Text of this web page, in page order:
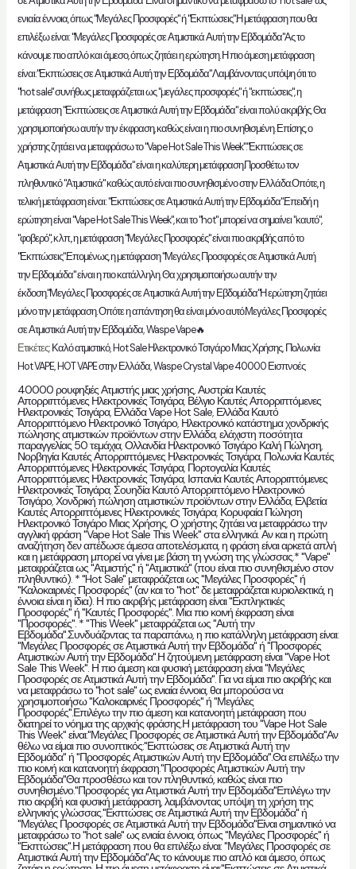
ενιαία έννοια, όπως "Μεγάλες Προσφορές" ή "Εκπτώσεις".Η μετάφραση που θα
επιλέξω είναι: "Μεγάλες Προσφορές σε Ατμιστικά Αυτή την Εβδομάδα"Ας το
κάνουμε πιο απλό και άμεσο, όπως ζητάει η ερώτηση. Η πιο άμεση μετάφραση
είναι:"Εκπτώσεις σε Ατμιστικά Αυτή την Εβδομάδα".Λαμβάνοντας υπόψη ότι το
"hot sale" συνήθως μεταφράζεται ως "μεγάλες προσφορές" ή "εκπτώσεις", η
μετάφραση "Εκπτώσεις σε Ατμιστικά Αυτή την Εβδομάδα" είναι πολύ ακριβής. Θα
χρησιμοποιήσω αυτήν την έκφραση, καθώς είναι η πιο συνηθισμένη. Επίσης, ο
χρήστης ζητάει να μεταφράσω το "Vape Hot Sale This Week"."Εκπτώσεις σε
Ατμιστικά Αυτή την Εβδομάδα" είναι η καλύτερη μετάφραση.Προσθέτω τον
πληθυντικό "Ατμιστικά" καθώς αυτό είναι πιο συνηθισμένο στην Ελλάδα.Οπότε, η
τελική μετάφραση είναι: "Εκπτώσεις σε Ατμιστικά Αυτή την Εβδομάδα".Επειδή η
ερώτηση είναι "Vape Hot Sale This Week", και το "hot" μπορεί να σημαίνει "καυτό",
"φοβερό", κ.λπ., η μετάφραση "Μεγάλες Προσφορές" είναι πιο ακριβής από το
"Εκπτώσεις".Επομένως, η μετάφραση "Μεγάλες Προσφορές σε Ατμιστικά Αυτή
την Εβδομάδα" είναι η πιο κατάλληλη. Θα χρησιμοποιήσω αυτήν την
έκδοση."Μεγάλες Προσφορές σε Ατμιστικά Αυτή την Εβδομάδα"Η ερώτηση ζητάει
μόνο την μετάφραση. Οπότε η απάντηση θα είναι μόνο αυτό.Μεγάλες Προσφορές
σε Ατμιστικά Αυτή την Εβδομάδα,Waspe Vape🔥
Ετικέτες: Καλό ατμιστικό, Hot Sale Ηλεκτρονικό Τσιγάρο Μιας Χρήσης, Πολωνία
Hot VAPE, HOT VAPE στην Ελλάδα,Waspe Crystal Vape 40000 Εισπνοές
40000 ρουφηξιές Ατμιστής μιας χρήσης,Αυστρία Καυτές
Απορριπτόμενες Ηλεκτρονικές Τσιγάρα,Βέλγιο Καυτές Απορριπτόμενες
Ηλεκτρονικές Τσιγάρα, Ελλάδα Vape Hot Sale, Ελλάδα Καυτό
Απορριπτόμενο Ηλεκτρονικό Τσιγάρο, Ηλεκτρονικό κατάστημα χονδρικής
πώλησης ατμιστικών προϊόντων στην Ελλάδα,ελάχιστη ποσότητα
παραγγελίας 50 τεμάχια,Ολλανδία Ηλεκτρονικό Τσιγάρο Καλή Πώληση,
Νορβηγία Καυτές Απορριπτόμενες Ηλεκτρονικές Τσιγάρα, Πολωνία Καυτές
Απορριπτόμενες Ηλεκτρονικές Τσιγάρα, Πορτογαλία Καυτές
Απορριπτόμενες Ηλεκτρονικές Τσιγάρα, Ισπανία Καυτές Απορριπτόμενες
Ηλεκτρονικές Τσιγάρα,Σουηδία Καυτό Απορριπτόμενο Ηλεκτρονικό
Τσιγάρο,Χονδρική πώληση ατμιστικών προϊόντων στην Ελλάδα, Ελβετία
Καυτές Απορριπτόμενες Ηλεκτρονικές Τσιγάρα, Κορυφαία Πώληση
Ηλεκτρονικό Τσιγάρο Μιας Χρήσης,Ο χρήστης ζητάει να μεταφράσω την
αγγλική φράση "Vape Hot Sale This Week" στα ελληνικά. Αν και η πρώτη
αναζήτηση δεν απέδωσε άμεσα αποτελέσματα, η φράση είναι αρκετά απλή
και η μετάφραση μπορεί να γίνει με βάση τη γνώση της γλώσσας.* "Vape"
μεταφράζεται ως "Ατμιστής" ή "Ατμιστικά" (που είναι πιο συνηθισμένο στον
πληθυντικό). * "Hot Sale" μεταφράζεται ως "Μεγάλες Προσφορές" ή
"Καλοκαιρινές Προσφορές" (αν και το "hot" δε μεταφράζεται κυριολεκτικά, η
έννοια είναι η ίδια). Η πιο ακριβής μετάφραση είναι "Εκπληκτικές
Προσφορές" ή "Καυτές Προσφορές". Μια πιο κοινή έκφραση είναι
"Προσφορές". * "This Week" μεταφράζεται ως "Αυτή την
Εβδομάδα".Συνδυάζοντας τα παραπάνω, η πιο κατάλληλη μετάφραση είναι:
"Μεγάλες Προσφορές σε Ατμιστικά Αυτή την Εβδομάδα" ή "Προσφορές
Ατμιστικών Αυτή την Εβδομάδα".Η ζητούμενη μετάφραση είναι "Vape Hot
Sale This Week". Η πιο άμεση και φυσική μετάφραση είναι "Μεγάλες
Προσφορές σε Ατμιστικά Αυτή την Εβδομάδα". Για να είμαι πιο ακριβής και
να μεταφράσω το "hot sale" ως ενιαία έννοια, θα μπορούσα να
χρησιμοποιήσω "Καλοκαιρινές Προσφορές" ή "Μεγάλες
Προσφορές".Επιλέγω την πιο άμεση και κατανοητή μετάφραση που
διατηρεί το νόημα της αρχικής φράσης.Η μετάφραση του "Vape Hot Sale
This Week" είναι:"Μεγάλες Προσφορές σε Ατμιστικά Αυτή την Εβδομάδα"Αν
θέλω να είμαι πιο συνοπτικός:"Εκπτώσεις σε Ατμιστικά Αυτή την
Εβδομάδα" ή "Προσφορές Ατμιστικών Αυτή την Εβδομάδα".Θα επιλέξω την
πιο κοινή και κατανοητή έκφραση."Προσφορές Ατμιστικών Αυτή την
Εβδομάδα"Θα προσθέσω και τον πληθυντικό, καθώς είναι πιο
συνηθισμένο."Προσφορές για Ατμιστικά Αυτή την Εβδομάδα"Επιλέγω την
πιο ακριβή και φυσική μετάφραση, λαμβάνοντας υπόψη τη χρήση της
ελληνικής γλώσσας."Εκπτώσεις σε Ατμιστικά Αυτή την Εβδομάδα" ή
"Μεγάλες Προσφορές σε Ατμιστικά Αυτή την Εβδομάδα"Είναι σημαντικό να
μεταφράσω το "hot sale" ως ενιαία έννοια, όπως "Μεγάλες Προσφορές" ή
"Εκπτώσεις".Η μετάφραση που θα επιλέξω είναι: "Μεγάλες Προσφορές σε
Ατμιστικά Αυτή την Εβδομάδα"Ας το κάνουμε πιο απλό και άμεσο, όπως